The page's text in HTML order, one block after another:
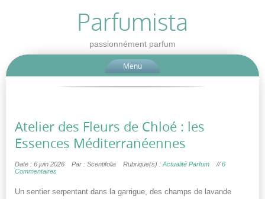
Parfumista
passionnément parfum
Menu
Atelier des Fleurs de Chloé : les
Essences Méditerranéennes
Date : 6 juin 2026 Par : Scentifolia Rubrique(s) :Actualité Parfum //6
Commentaires
Un sentier serpentant dans la garrigue, des champs de lavande